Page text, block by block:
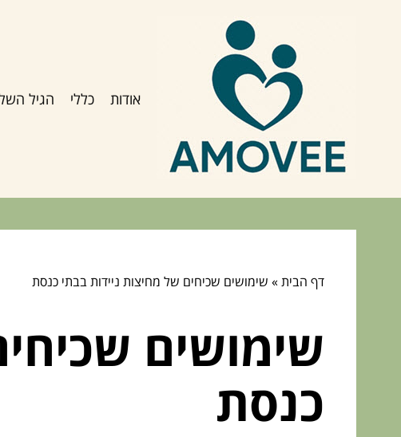
אודות כללי הגיל
דף הבית» שימושים שכיחים של מחיצות ניידות בבתי כנסת
שימושים
כנסת